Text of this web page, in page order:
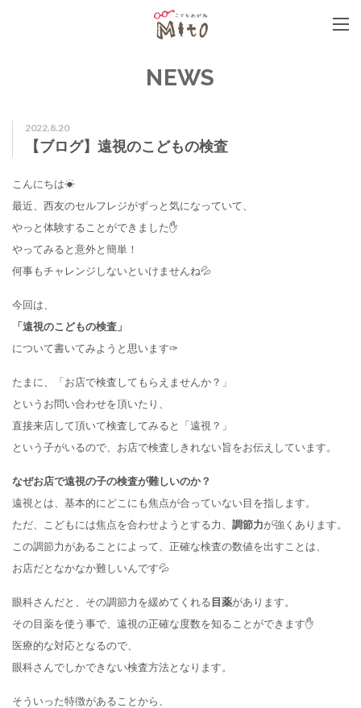
NEWS
2022.8.20
【ブログ】遠視のこどもの検査
こんにちは☀
最近、西友のセルフレジがずっと気になっていて、
やっと体験することができました✋
やってみると意外と簡単！
何事もチャレンジしないといけませんね💦
今回は、
「遠視のこどもの検査」
について書いてみようと思います✑
たまに、「お店で検査してもらえませんか？」
というお問い合わせを頂いたり、
直接来店して頂いて検査してみると「遠視？」
という子がいるので、お店で検査しきれない旨をお伝えしています。
なぜお店で遠視の子の検査が難しいのか？
遠視とは、基本的にどこにも焦点が合っていない目を指します。
ただ、こどもには焦点を合わせようとする力、 調節力が強くあります。
この調節力があることによって、正確な検査の数値を出すことは、
お店だとなかなか難しいんです💦
眼科さんだと、その調節力を緩めてくれる目薬があります。
その目薬を使う事で、遠視の正確な度数を知ることができます✋
医療的な対応となるので、
眼科さんでしかできない検査方法となります。
そういった特徴があることから、